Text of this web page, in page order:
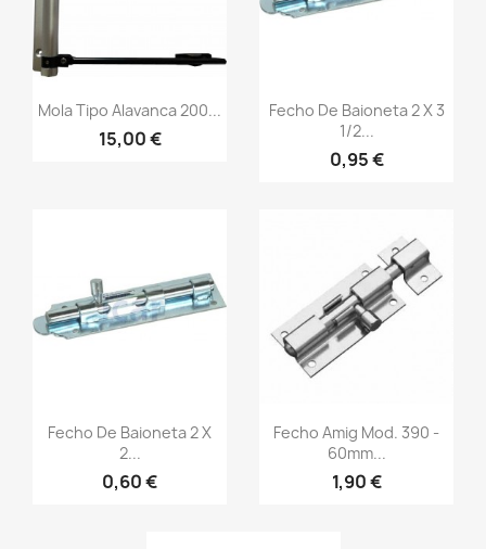
Mola Tipo Alavanca 200...
15,00 €
Fecho De Baioneta 2 X 3
1/2...
0,95 €
Fecho De Baioneta 2 X
2...
0,60 €
Fecho Amig Mod. 390 -
60mm...
1,90 €